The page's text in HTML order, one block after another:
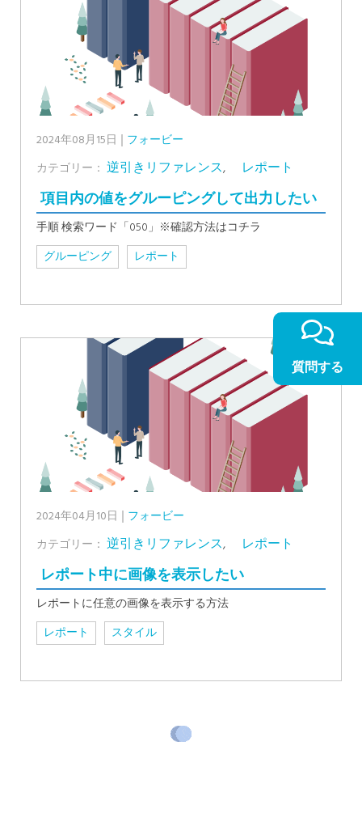
2024年08月15日
フォービー
カテゴリー： 逆引きリファレンス, レポート
項目内の値をグルーピングして出力したい
手順 検索ワード「050」※確認方法はコチラ
グルーピング
レポート
2024年04月10日
フォービー
カテゴリー： 逆引きリファレンス, レポート
レポート中に画像を表示したい
レポートに任意の画像を表示する方法
レポート
スタイル
質問する